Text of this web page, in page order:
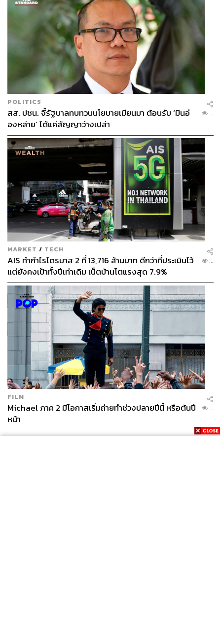
ABOUT THE AUTHOR
สมศักดิ์ จันทวิชชประภา
โปรดิวเซอร์ คอลัมนิสต์ และบรรณาธิการ ผู้
หลงใหลในความตื่นเต้นของกีฬาและความ
สงบของการอ่านหนังสือเงียบๆ
POLITICS
สส. ปชน. จี้รัฐบาลทบทวนนโยบายเมียนมา ต้อนรับ ‘มินอ่
องหล่าย’ ได้แค่สัญญาว่างเปล่า
...
MARKET / TECH
AIS ทำกำไรไตรมาส 2 ที่ 13,716 ล้านบาท ดีกว่าที่ประเมินไว้
แต่ยังคงเป้าทั้งปีเท่าเดิม เน็ตบ้านโตแรงสุด 7.9%
...
FILM
Michael ภาค 2 มีโอกาสเริ่มถ่ายทำช่วงปลายปีนี้ หรือต้นปี
หน้า
...